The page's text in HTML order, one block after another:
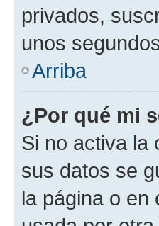
privados,
unos
Arriba
¿Por qué mi
Si no activa la
sus datos se
la página o en